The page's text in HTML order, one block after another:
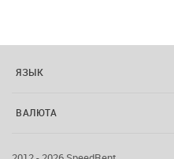
ЯЗЫК
ВАЛЮТА